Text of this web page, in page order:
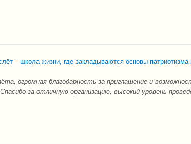
– школа жизни, где закладываются основы патриотизма
огромная благодарность за приглашение и
за отличную организацию, высокий уровень